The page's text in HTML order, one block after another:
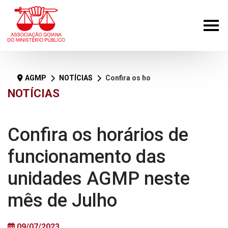
NOTÍCIAS
AGMP NOTÍCIAS Confira os horários de funcionamento das unidades AGMP neste mês de Julho
Confira os horários de
funcionamento das
unidades AGMP neste
mês de Julho